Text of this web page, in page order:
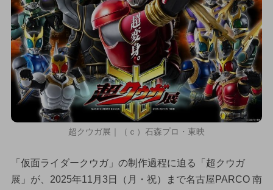
超クウガ展｜（ｃ）石森プロ・東映
「仮面ライダークウガ」の制作過程に迫る「超クウガ
展」が、2025年11月3日（月・祝）まで名古屋PARCO 南